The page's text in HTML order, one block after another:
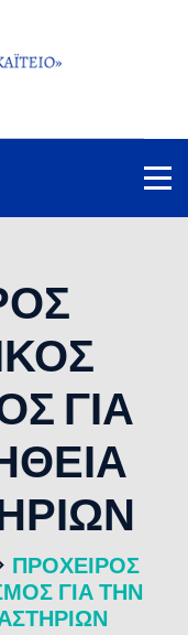
ΓΙΑ
ΠΡΟΧΕΙΡΟΣ
ΓΙΑ ΤΗΝ